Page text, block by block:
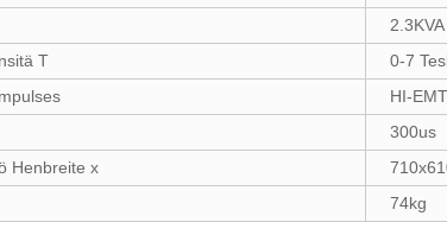
2.3KVA
T
0-7
HI-EMT
300us
Henbreite x
74kg